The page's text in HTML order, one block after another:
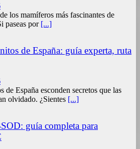
los mamíferos más fascinantes de
paseas por [...]
de España: guía experta, ruta
de España esconden secretos que las
olvidado. ¿Sientes [...]
guía completa para